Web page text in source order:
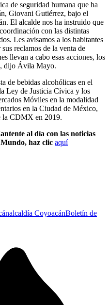
de seguridad humana que ha
Giovani Gutiérrez, bajo el
El alcalde nos ha instruido que
con las distintas
Les avisamos a los habitantes
reclamos de la venta de
llevan a cabo esas acciones, los
dijo Ávila Mayo.
de bebidas alcohólicas en el
Ley de Justicia Cívica y los
Móviles en la modalidad
en la Ciudad de México,
la CDMX en 2019.
al día con las noticias
haz clic aquí
alcaldía CoyoacánBoletín de